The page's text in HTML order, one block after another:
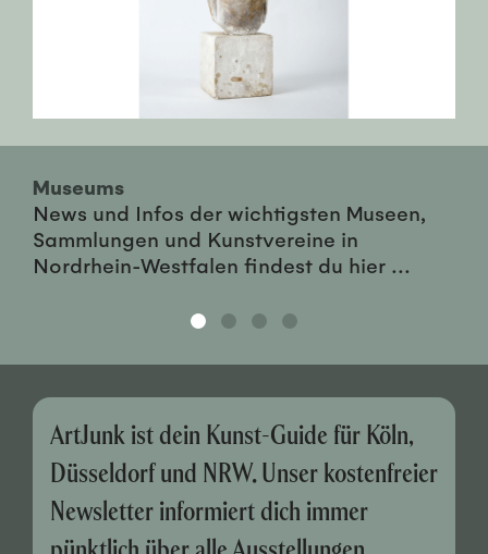
Museums
News und Infos der wichtigsten Museen,
Sammlungen und Kunstvereine in
Nordrhein-Westfalen findest du hier ...
ArtJunk ist dein Kunst-Guide für Köln,
Düsseldorf und NRW. Unser kostenfreier
Newsletter informiert dich immer